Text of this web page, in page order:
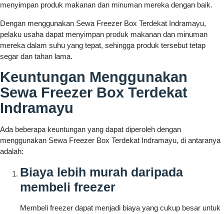
menyimpan produk makanan dan minuman mereka dengan baik.
Dengan menggunakan Sewa Freezer Box Terdekat Indramayu,
pelaku usaha dapat menyimpan produk makanan dan minuman
mereka dalam suhu yang tepat, sehingga produk tersebut tetap
segar dan tahan lama.
Keuntungan Menggunakan
Sewa Freezer Box Terdekat
Indramayu
Ada beberapa keuntungan yang dapat diperoleh dengan
menggunakan Sewa Freezer Box Terdekat Indramayu, di antaranya
adalah:
Biaya lebih murah daripada
membeli freezer
Membeli freezer dapat menjadi biaya yang cukup besar untuk